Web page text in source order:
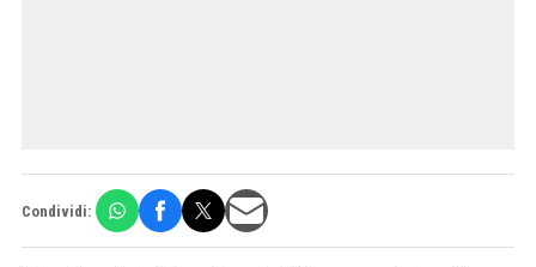
Condividi: